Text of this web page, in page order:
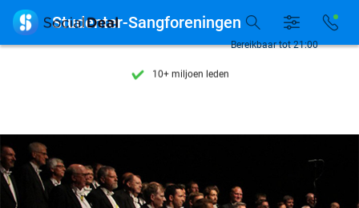
7 dagen per week beschikbaar
10+ miljoen leden
10+ miljoen leden
Bereikbaar tot 21:00
 Studenter-Sangforeningen